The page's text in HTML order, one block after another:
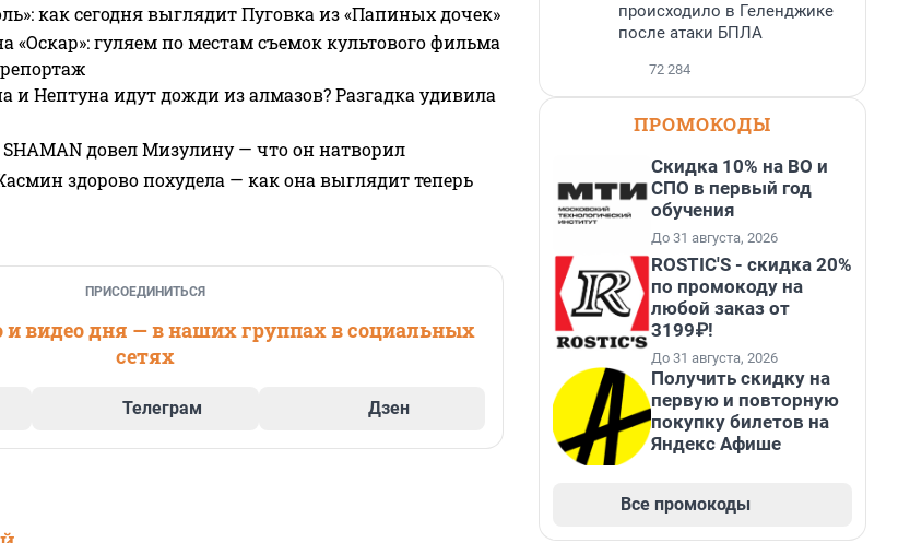
как сегодня выглядит Пуговка из «Папиных дочек»
«Оскар»: гуляем по местам съемок культового фильма
и Нептуна идут дожди из алмазов? Разгадка удивила
SHAMAN довел Мизулину — что он натворил
здорово похудела — как она выглядит теперь
ПРИСОЕДИНИТЬСЯ
видео дня — в наших группах в социальных
сетях
Телеграм Дзен
происходило в Геленджике
после атаки БПЛА
72 284
ПРОМОКОДЫ
Скидка 10% на ВО и
СПО в первый год
обучения
До 31 августа, 2026
ROSTIC'S - скидка 20%
по промокоду на
любой заказ от
3199₽!
До 31 августа, 2026
Получить скидку на
первую и повторную
покупку билетов на
Яндекс Афише
Все промокоды